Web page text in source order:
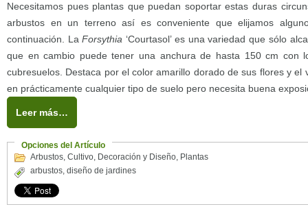
Necesitamos pues plantas que puedan soportar estas duras
arbustos en un terreno así es conveniente que elijamos
continuación. LaForsythia ‘Courtasol’ es una variedad que sólo
que en cambio puede tener una anchura de hasta 150 cm con
cubresuelos. Destaca por el color amarillo dorado de sus flores y el
en prácticamente cualquier tipo de suelo pero necesita buena
Leer más…
Opciones del Artículo
Arbustos, Cultivo, Decoración y Diseño, Plantas
arbustos, diseño de jardines